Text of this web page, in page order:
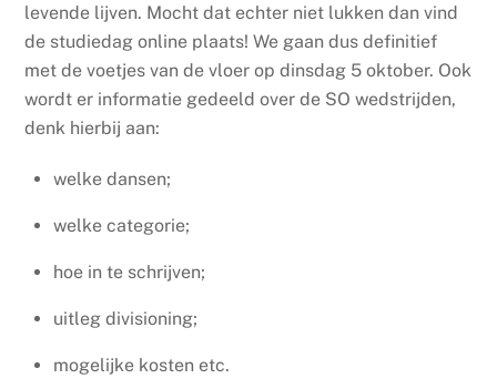
levende lijven. Mocht dat echter niet lukken dan vind
de studiedag online plaats! We gaan dus definitief
met de voetjes van de vloer op dinsdag 5 oktober. Ook
wordt er informatie gedeeld over de SO wedstrijden,
denk hierbij aan:
welke dansen;
welke categorie;
hoe in te schrijven;
uitleg divisioning;
mogelijke kosten etc.